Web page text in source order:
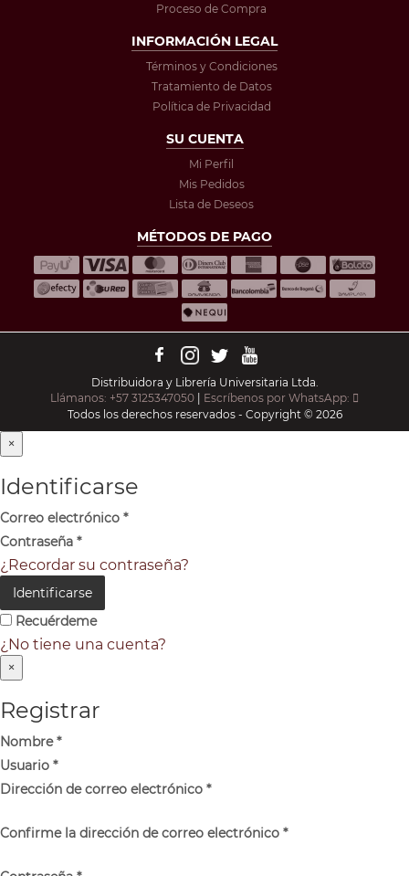
Proceso de Compra
INFORMACIÓN LEGAL
Términos y Condiciones
Tratamiento de Datos
Política de Privacidad
SU CUENTA
Mi Perfil
Mis Pedidos
Lista de Deseos
MÉTODOS DE PAGO
Distribuidora y Librería Universitaria Ltda.
Llámanos: +57 3125347050
Escríbenos por WhatsApp:
Todos los derechos reservados - Copyright © 2026
×
Identificarse
Correo electrónico *
Contraseña *
¿Recordar su contraseña?
Identificarse
Recuérdeme
¿No tiene una cuenta?
×
Registrar
Nombre*
Usuario *
Dirección de correo electrónico *
Confirme la dirección de correo electrónico *